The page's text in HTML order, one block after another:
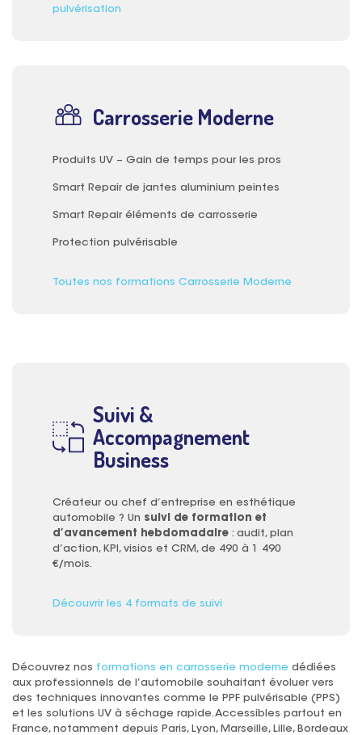
pulvérisation
Carrosserie Moderne
Produits UV – Gain de temps pour les pros
Smart Repair de jantes aluminium peintes
Smart Repair éléments de carrosserie
Protection pulvérisable
Toutes nos formations Carrosserie Moderne
Suivi &
Accompagnement
Business
Créateur ou chef d’entreprise en esthétique
automobile ? Un suivi de formation et
d’avancement hebdomadaire : audit, plan
d’action, KPI, visios et CRM, de 490 à 1 490
€/mois.
Découvrir les 4 formats de suivi
Découvrez nos formations en carrosserie moderne dédiées
aux professionnels de l’automobile souhaitant évoluer vers
des techniques innovantes comme le PPF pulvérisable (PPS)
et les solutions UV à séchage rapide. Accessibles partout en
France, notamment depuis Paris, Lyon, Marseille, Lille, Bordeaux